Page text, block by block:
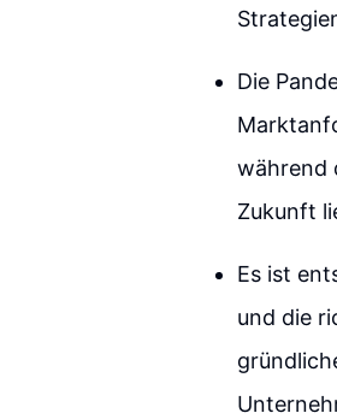
Die
während
Zukunft
Es ist
und die